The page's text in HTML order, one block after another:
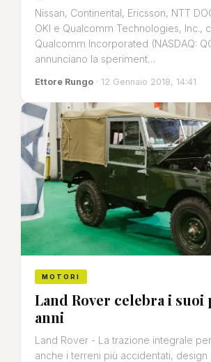
Nissan, Continental, Ericsson, NTT
OKI e Qualcomm Technologies, Inc.,
Qualcomm Incorporated (NASDAQ:
annunciano la speriment…
Ettore Rungo · 12 Gennaio 2018, 14:41
MOTORI
Land Rover celebra i suoi
anni
Land Rover - La trazione integrale
anche i terreni più accidentati, design